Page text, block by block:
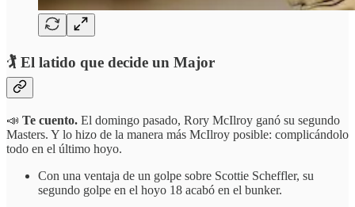
🏌️ El latido que decide un Major
📣 Te cuento. El domingo pasado, Rory McIlroy ganó su segundo
Masters. Y lo hizo de la manera más McIlroy posible: complicándolo
todo en el último hoyo.
Con una ventaja de un golpe sobre Scottie Scheffler, su
segundo golpe en el hoyo 18 acabó en el bunker.